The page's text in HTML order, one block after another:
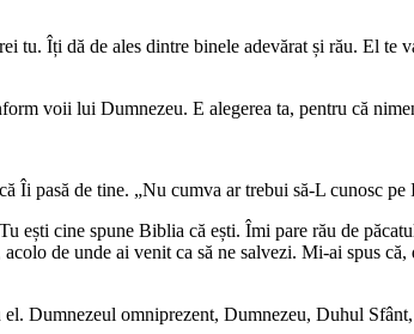
tu. Îți dă de ales dintre binele adevărat și rău. El te
voii lui Dumnezeu. E alegerea ta, pentru că
Îi pasă de tine. „Nu cumva ar trebui să-L cunosc
ești cine spune Biblia că ești. Îmi pare rău de
de unde ai venit ca să ne salvezi. Mi-ai spus
Dumnezeul omniprezent, Dumnezeu, Duhul